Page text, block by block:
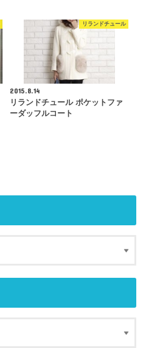
リランドチュール
2015.8.14
リランドチュール ポケットファ
ーダッフルコート